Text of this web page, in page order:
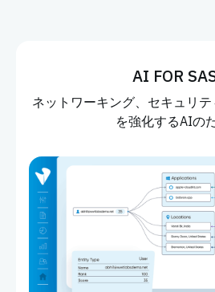
AIのための
ビジネスが信頼できるAI